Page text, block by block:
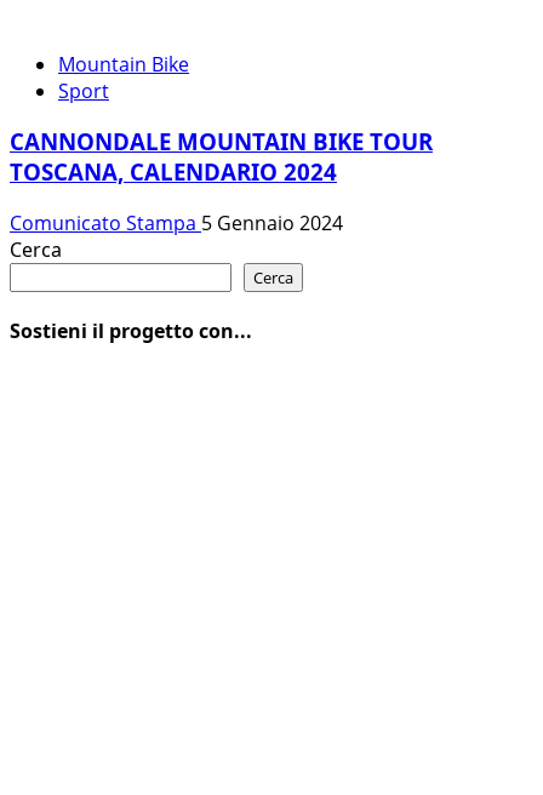
Mountain Bike
Sport
CANNONDALE MOUNTAIN BIKE TOUR
TOSCANA, CALENDARIO 2024
Comunicato Stampa 5 Gennaio 2024
Cerca
Cerca
Sostieni il progetto con...